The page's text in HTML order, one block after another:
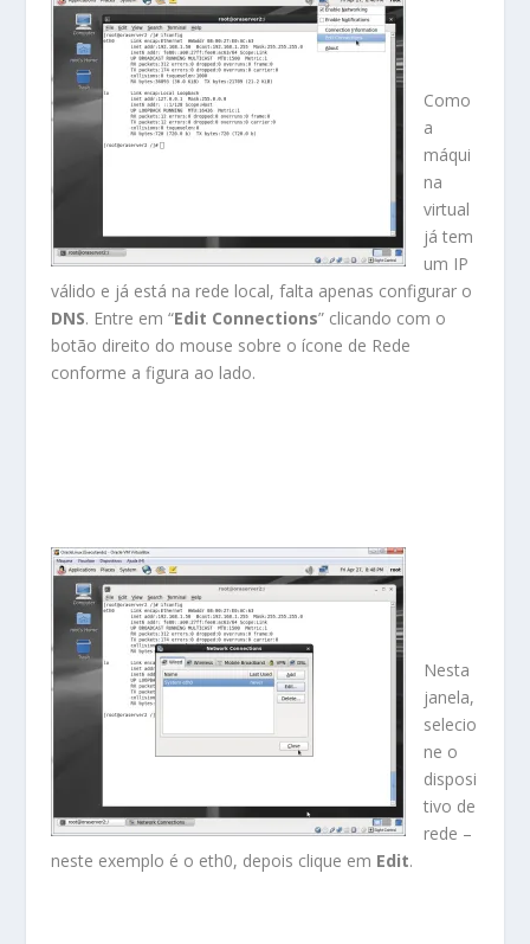
Como
a
máqui
na
virtual
já tem
um IP
válido e já está na rede local, falta apenas configurar o
DNS. Entre em “Edit Connections” clicando com o
botão direito do mouse sobre o ícone de Rede
conforme a figura ao lado.
Nesta
janela,
selecio
ne o
disposi
tivo de
rede –
neste exemplo é o eth0, depois clique em Edit.